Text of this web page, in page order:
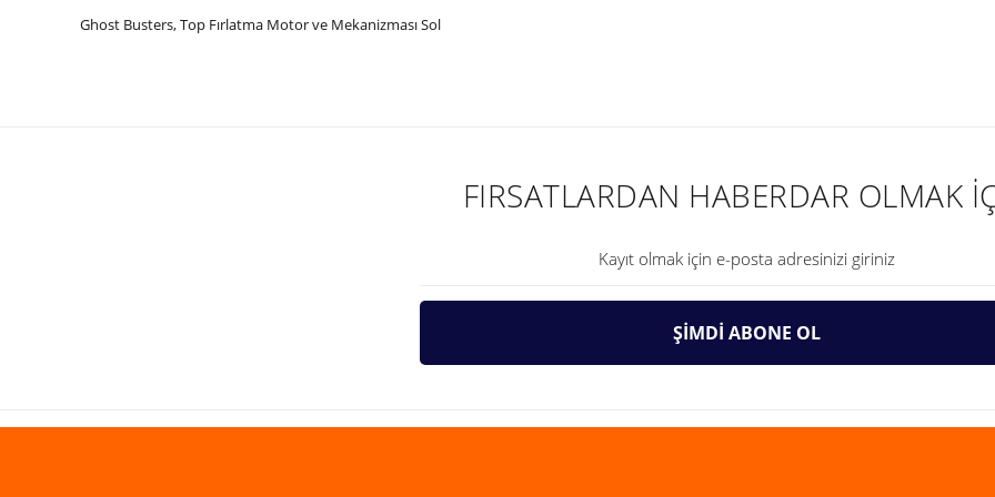
Ghost Busters, Top Fırlatma Motor ve Mekanizması Sol
Gönder
FIRSATLARDAN HABERDAR OLMAK
ŞİMDİ ABONE OL